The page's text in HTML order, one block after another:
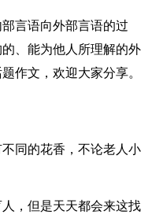
言语向外部言语的过
、能为他人所理解的外
作文，欢迎大家分享。
同的花香，不论老人小
，但是天天都会来这找